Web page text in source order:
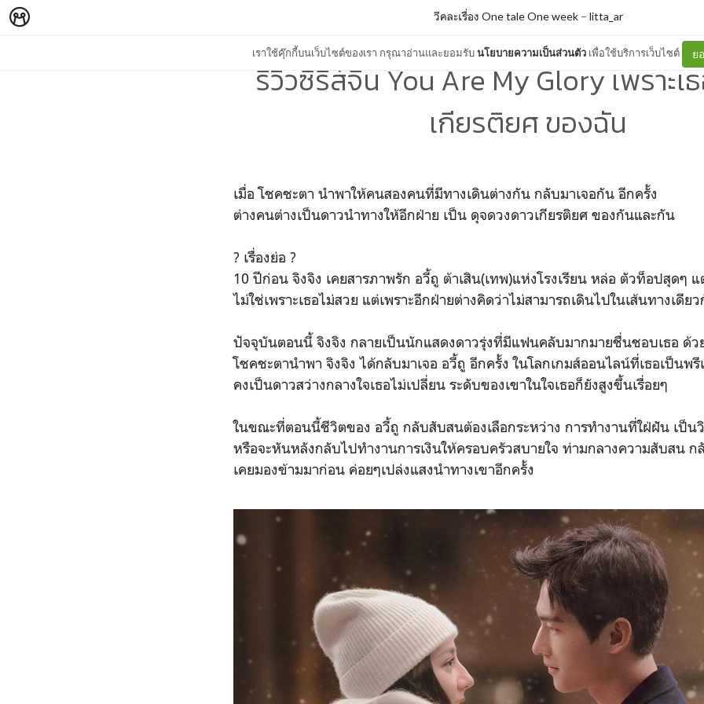
เราใช้คุ๊กกี้บนเว็บไซต์ของเรา กรุณาอ่านและยอมรับนโยบายความเป็นส่วนตัว เพื่อใช้บริการเว็บไซต์ ย
วีคละเรื่อง One tale One week– litta_ar
รีวิวซีรีส์จีน You Are My Glory เพราะเ
เกียรติยศ ของฉัน
เมื่อ โชคชะตา นำพาให้คนสองคนที่มีทางเดินต่างกัน กลับมาเจอกัน อีกครั้ง
ต่างคนต่างเป็นดาวนำทางให้อีกฝ่าย เป็น ดุจดวงดาวเกียรติยศ ของกันและกัน
? เรื่องย่อ ?
10 ปีก่อน จิงจิง เคยสารภาพรัก อวี้ถู ต้าเสิน(เทพ)แห่งโรงเรียน หล่อ ตัวท็อปสุดๆ
ไม่ใช่เพราะเธอไม่สวย แต่เพราะอีกฝ่ายต่างคิดว่าไม่สามารถเดินไปในเส้นทางเดีย
ปัจจุบันตอนนี้ จิงจิง กลายเป็นนักแสดงดาวรุ่งที่มีแฟนคลับมากมายชื่นชอบเธอ ด้ว
โชคชะตานำพา จิงจิง ได้กลับมาเจอ อวี้ถู อีกครั้ง ในโลกเกมส์ออนไลน์ที่เธอเป็นพรี
คงเป็นดาวสว่างกลางใจเธอไม่เปลี่ยน ระดับของเขาในใจเธอก็ยังสูงขึ้นเรื่อยๆ
ในขณะที่ตอนนี้ชีวิตของ อวี้ถู กลับสับสนต้องเลือกระหว่าง การทำงานที่ใฝ่ฝัน เป็น
หรือจะหันหลังกลับไปทำงานการเงินให้ครอบครัวสบายใจ ท่ามกลางความสับสน ก
เคยมองข้ามมาก่อน ค่อยๆเปล่งแสงนำทางเขาอีกครั้ง